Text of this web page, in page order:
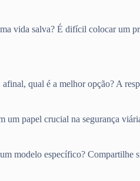
vida salva? É difícil colocar um
qual é a melhor opção? A
papel crucial na segurança
modelo específico?